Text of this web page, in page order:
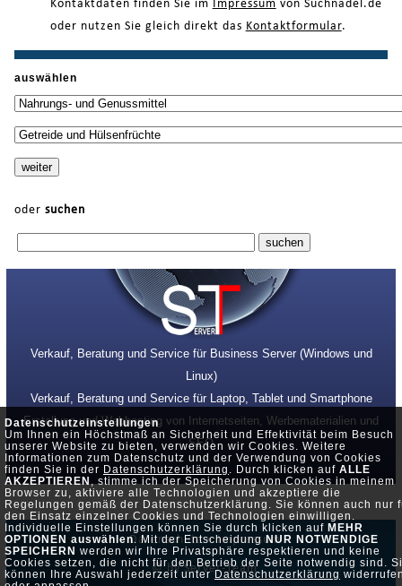
Datenschutzeinstellungen
Um Ihnen ein Höchstmaß an Sicherheit und Effektivität beim Besuch
unserer Website zu bieten, verwenden wir Cookies. Weitere
Informationen zum Datenschutz und der Verwendung von Cookies
finden Sie in der Datenschutzerklärung . Durch klicken auf ALLE
AKZEPTIEREN, stimme ich der Speicherung von Cookies in meinem
Browser zu, aktiviere alle Technologien und akzeptiere die
Regelungen gemäß der Datenschutzerklärung. Sie können auch nur
den Einsatz einzelner Cookies und Technologien einwilligen.
Individuelle Einstellungen können Sie durch klicken auf MEHR
OPTIONEN auswählen. Mit der EntscheidungNUR NOTWENDIGE
SPEICHERN werden wir Ihre Privatsphäre respektieren und keine
Cookies setzen, die nicht für den Betrieb der Seite notwendig sind.
können Ihre Auswahl jederzeit unterDatenschutzerklärung
Kontaktdaten finden Sie im
Impressum von Suchnadel.de
oder nutzen Sie gleich direkt das Kontaktformular.
auswählen
oder suchen
Verkauf, Beratung und Service für Business Server (Windows und
Linux)
Verkauf, Beratung und Service für Laptop, Tablet und Smartphone
Erstellung und Webhosting von Internetseiten, Werbematerialien und
SEO
Datenschutz •Impressum
© by Server-Team